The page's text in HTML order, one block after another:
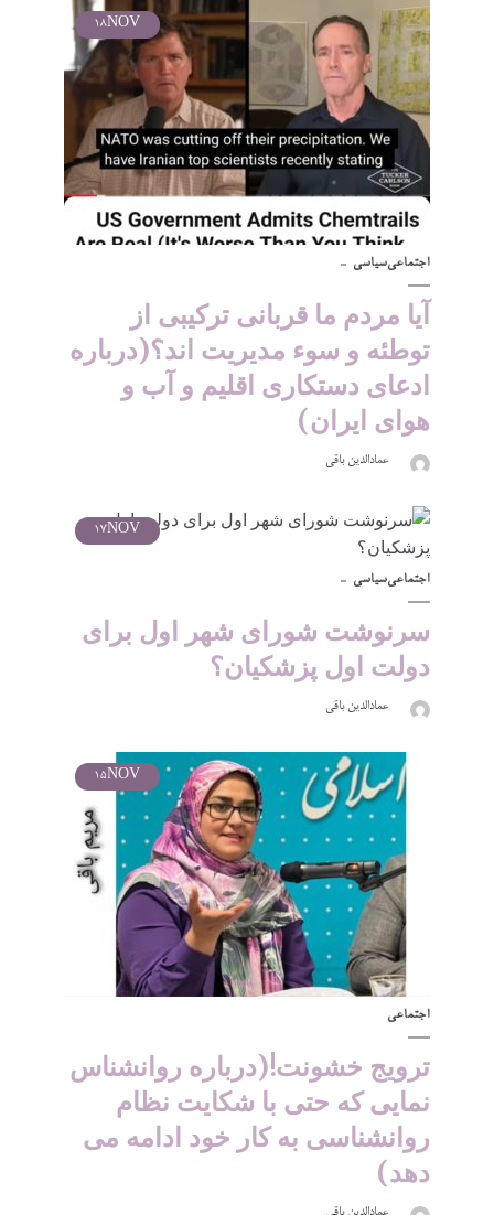
NOV
18
اجتماعیسیاسی
آیا مردم ما قربانی ترکیبی از
توطئه و سوء مدیریت اند؟(درباره
ادعای دستکاری اقلیم و آب و
هوای ایران)
عمادالدین باقی
NOV
17
اجتماعیسیاسی
سرنوشت شورای شهر اول برای
دولت اول پزشکیان؟
عمادالدین باقی
NOV
15
اجتماعی
ترویج خشونت!(درباره روانشناس
نمایی که حتی‌ با شکایت نظام
روانشناسی به کار خود ادامه می
دهد)